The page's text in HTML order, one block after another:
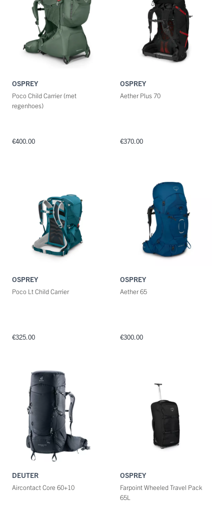
OSPREY
Poco Child Carrier (met
regenhoes)
€400.00
OSPREY
Aether Plus 70
€370.00
OSPREY
Poco Lt Child Carrier
€325.00
OSPREY
Aether 65
€300.00
DEUTER
Aircontact Core 60+10
OSPREY
Farpoint Wheeled Travel Pack
65L